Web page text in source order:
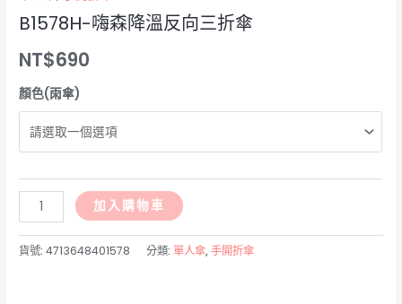
B1578H-嗨森降溫反向三折傘
NT$690
顏色(雨傘)
B1578H-
嗨
森
加入購物車
貨號:4713648401578 分類:單人傘,手開折傘